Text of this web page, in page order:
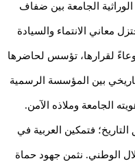
الوراثية الجامعة بين ضفاف
معاني الانتماء والسيادة
وعاءً لقرارها، تؤسس لحاضرها
تاريخي بين المؤسسة الرسمية
الجامعة وملاذه الآمن.
فتمكين العربية في
الوطني. نثمن جهود حماة